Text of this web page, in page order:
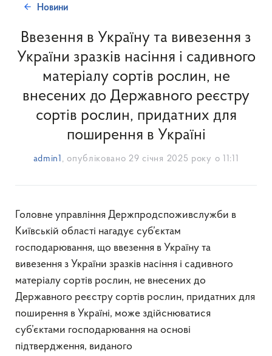
Новини
Ввезення в Україну та вивезення з
України зразків насіння і садивного
матеріалу сортів рослин, не
внесених до Державного реєстру
сортів рослин, придатних для
поширення в Україні
admin1 , опубліковано 29 січня 2025 року о 11:11
Головне управління Держпродспоживслужби в
Київській області нагадує суб’єктам
господарювання, що ввезення в Україну та
вивезення з України зразків насіння і садивного
матеріалу сортів рослин, не внесених до
Державного реєстру сортів рослин, придатних для
поширення в Україні, може здійснюватися
суб’єктами господарювання на основі
підтвердження, виданого